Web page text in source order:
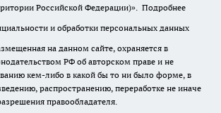
Российской Федерации)». Подробнее
и обработки персональных данных
на данном сайте, охраняется в
РФ об авторском праве и не
кем-либо в какой бы то ни было форме, в
распространению, переработке не иначе
правообладателя.